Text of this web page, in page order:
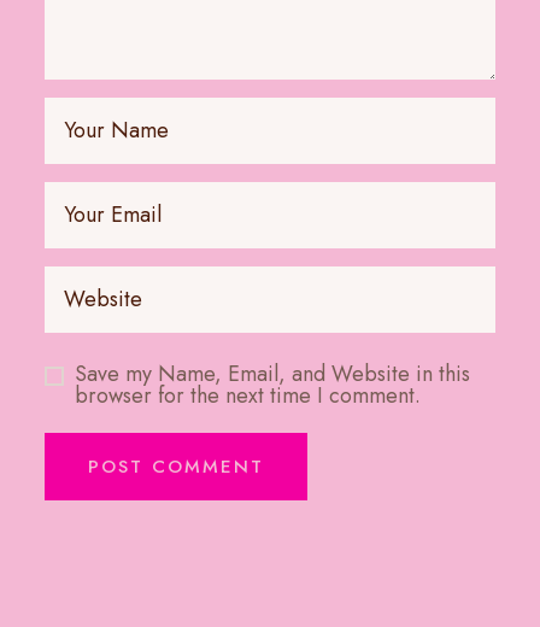
Save my Name, Email, and Website in this
browser for the next time I comment.